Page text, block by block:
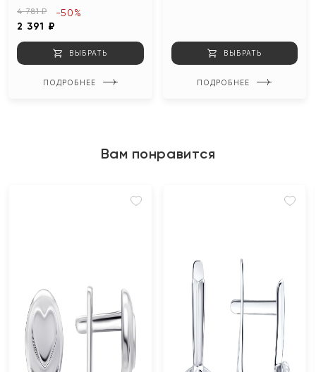
4 781 ₽
2 391 ₽
-50%
ВЫБРАТЬ
ПОДРОБНЕЕ
ВЫБРАТЬ
ПОДРОБНЕЕ
Вам понравится